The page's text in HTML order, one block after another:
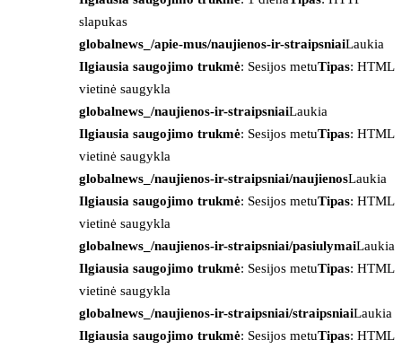
slapukas
globalnews_/apie-mus/naujienos-ir-straipsniaiLaukia
Ilgiausia saugojimo trukmė: Sesijos metuTipas: HTML
vietinė saugykla
globalnews_/naujienos-ir-straipsniaiLaukia
Ilgiausia saugojimo trukmė: Sesijos metuTipas: HTML
vietinė saugykla
globalnews_/naujienos-ir-straipsniai/naujienosLaukia
Ilgiausia saugojimo trukmė: Sesijos metuTipas: HTML
vietinė saugykla
globalnews_/naujienos-ir-straipsniai/pasiulymaiLaukia
Ilgiausia saugojimo trukmė: Sesijos metuTipas: HTML
vietinė saugykla
globalnews_/naujienos-ir-straipsniai/straipsniaiLaukia
Ilgiausia saugojimo trukmė: Sesijos metuTipas: HTML